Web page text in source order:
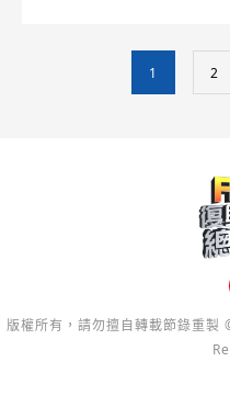
1 2
版權所有，請勿擅自轉載節錄重